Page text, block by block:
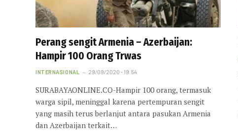
Perang sengit Armenia – Azerbaijan:
Hampir 100 Orang Trwas
INTERNASIONAL 29/09/2020 - 19:54
SURABAYAONLINE.CO-Hampir 100 orang, termasuk
warga sipil, meninggal karena pertempuran sengit
yang masih terus berlanjut antara pasukan Armenia
dan Azerbaijan terkait…